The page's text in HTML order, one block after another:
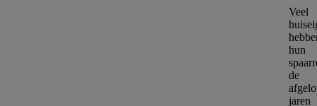
Veel
hun
de
jaren